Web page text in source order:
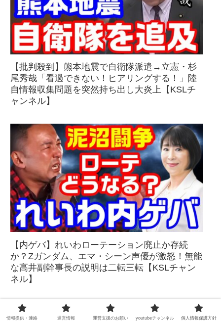
【批判殺到】熊本地震で自衛隊派遣→立憲・杉
尾秀哉「看過できない！ヒアリングする！」陸
自情報収集問題を突然持ち出し大炎上【KSLチ
ャンネル】
【内ゲバ】れいわローテーション廃止か存続
か？Zガンダム、エマ・シーン声優が激怒！無能
な高井副幹事長の説明は二転三転【KSLチャン
ネル】
情報提供・連絡 運営情報 運営支援のお願い youtubeチャンネル 個人情報保護方針